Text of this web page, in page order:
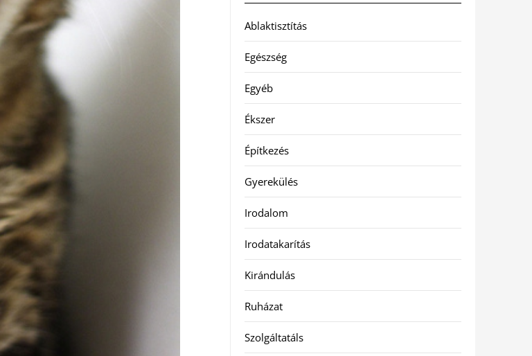
Ablaktisztítás
Egészség
Egyéb
Ékszer
Építkezés
Gyerekülés
Irodalom
Irodatakarítás
Kirándulás
Ruházat
Szolgáltatáls